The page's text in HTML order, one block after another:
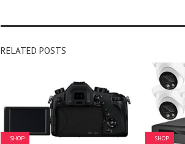
RELATED POSTS
SHOP SHOP